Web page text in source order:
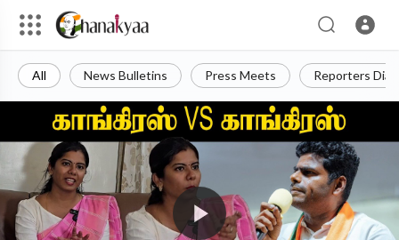
All News Bulletins Press Meets Reporters